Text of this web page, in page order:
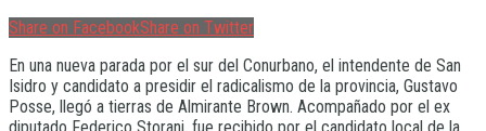
Share on FacebookShare on Twitter
En una nueva parada por el sur del Conurbano, el intendente de San
Isidro y candidato a presidir el radicalismo de la provincia, Gustavo
Posse, llegó a tierras de Almirante Brown. Acompañado por el ex